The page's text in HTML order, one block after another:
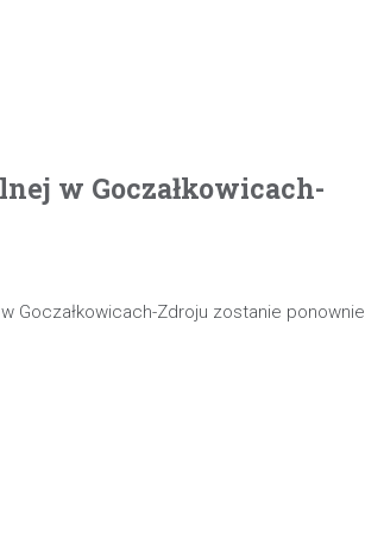
w Goczałkowicach-
Goczałkowicach-Zdroju zostanie ponownie